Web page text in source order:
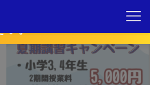
す。各校舎までお問い合わ